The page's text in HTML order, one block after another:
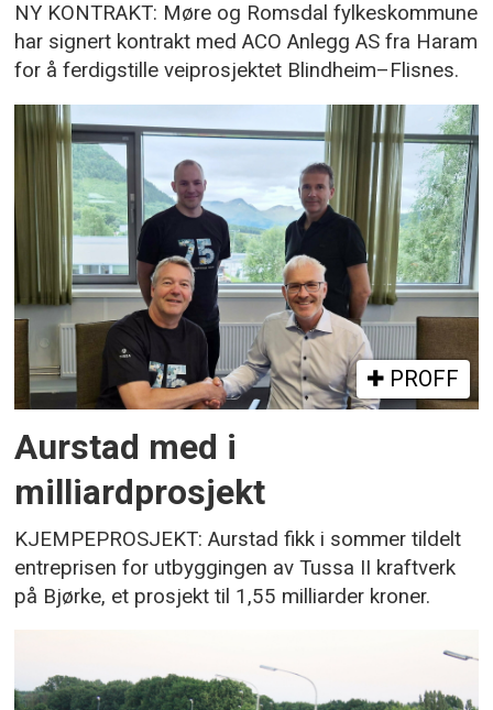
NY KONTRAKT: Møre og Romsdal fylkeskommune
har signert kontrakt med ACO Anlegg AS fra Haram
for å ferdigstille veiprosjektet Blindheim–Flisnes.
PROFF
Aurstad med i
milliardprosjekt
KJEMPEPROSJEKT: Aurstad fikk i sommer tildelt
entreprisen for utbyggingen av Tussa II kraftverk
på Bjørke, et prosjekt til 1,55 milliarder kroner.